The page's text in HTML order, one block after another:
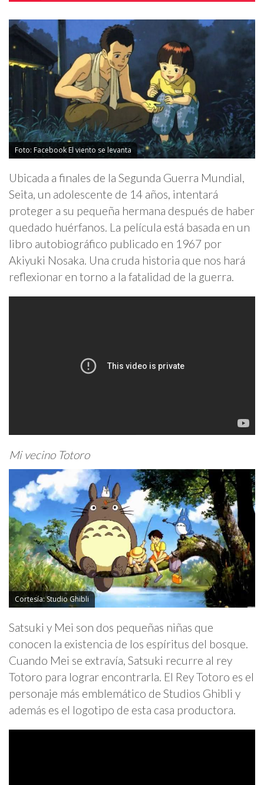
Foto: Facebook El viento se levanta
Ubicada a finales de la Segunda Guerra Mundial,
Seita, un adolescente de 14 años, intentará
proteger a su pequeña hermana después de haber
quedado huérfanos. La película está basada en un
libro autobiográfico publicado en 1967 por
Akiyuki Nosaka. Una cruda historia que nos hará
reflexionar en torno a la fatalidad de la guerra.
Mi vecino Totoro
Cortesía: Studio Ghibli
Satsuki y Mei son dos pequeñas niñas que
conocen la existencia de los espíritus del bosque.
Cuando Mei se extravía, Satsuki recurre al rey
Totoro para lograr encontrarla. El Rey Totoro es el
personaje más emblemático de Studios Ghibli y
además es el logotipo de esta casa productora.